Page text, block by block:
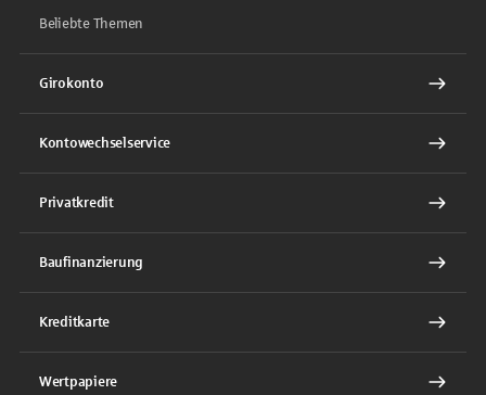
Beliebte Themen
Girokonto
Kontowechselservice
Privatkredit
Baufinanzierung
Kreditkarte
Wertpapiere